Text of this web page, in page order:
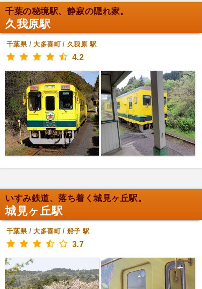
千葉の秘境駅、静寂の隠れ家。
久我原駅
千葉県/大多喜町/久我原 駅
4.2
いすみ鉄道、落ち着く城見ヶ丘駅。
城見ヶ丘駅
千葉県/大多喜町/船子 駅
3.7